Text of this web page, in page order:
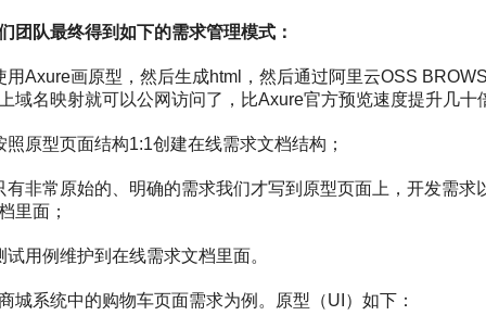
团队最终得到如下的需求管理模式：
用Axure画原型，然后生成html，然后通过阿里云OSS
域名映射就可以公网访问了，比Axure官方预览速度提升几十
照原型页面结构1:1创建在线需求文档结构；
有非常原始的、明确的需求我们才写到原型页面上，开发需
里面；
试用例维护到在线需求文档里面。
城系统中的购物车页面需求为例。原型（UI）如下：